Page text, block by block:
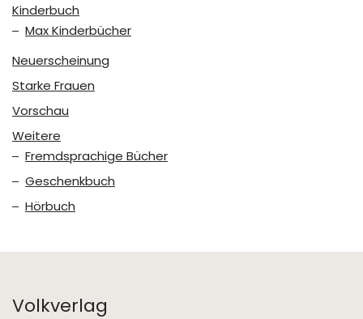
Kinderbuch
Max Kinderbücher
Neuerscheinung
Starke Frauen
Vorschau
Weitere
Fremdsprachige Bücher
Geschenkbuch
Hörbuch
Volkverlag